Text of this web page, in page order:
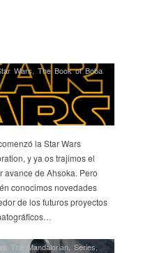
Wars, The Book of Boba
la Star Wars
y ya os trajimos el
avance de Ahsoka. Pero
conocimos novedades
de los futuros proyectos
The Mandalorian, Series